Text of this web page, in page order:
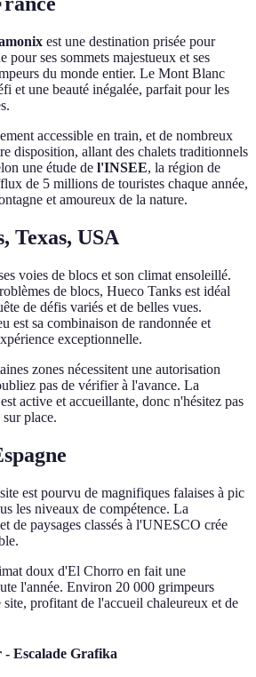
est une destination prisée pour
pour ses sommets majestueux et ses
du monde entier. Le Mont Blanc
et une beauté inégalée, parfait pour les
accessible en train, et de nombreux
disposition, allant des chalets traditionnels
une étude de l'INSEE, la région de
de 5 millions de touristes chaque année,
et amoureux de la nature.
Texas, USA
voies de blocs et son climat ensoleillé.
de blocs, Hueco Tanks est idéal
de défis variés et de belles vues.
est sa combinaison de randonnée et
exceptionnelle.
zones nécessitent une autorisation
pas de vérifier à l'avance. La
active et accueillante, donc n'hésitez pas
place.
est pourvu de magnifiques falaises à pic
les niveaux de compétence. La
de paysages classés à l'UNESCO crée
doux d'El Chorro en fait une
l'année. Environ 20 000 grimpeurs
site, profitant de l'accueil chaleureux et de
- Escalade Grafika